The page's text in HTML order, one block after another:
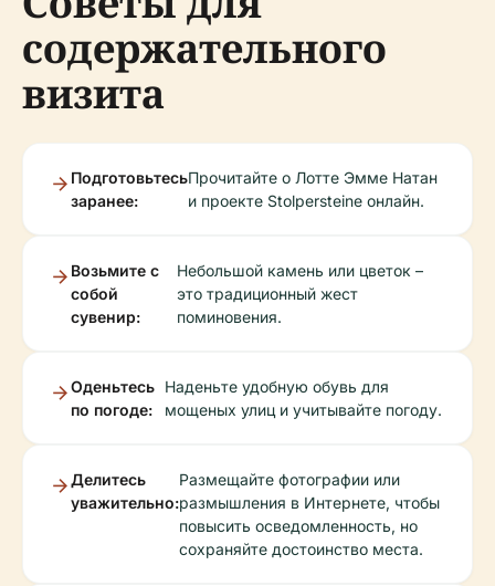
содержательного
визита
Подготовьтесь
заранее:
Прочитайте о Лотте Эмме Натан
и проекте Stolpersteine онлайн.
Возьмите с
собой
сувенир:
Небольшой камень или цветок –
это традиционный жест
поминовения.
Оденьтесь
по погоде:
Наденьте удобную обувь для
мощеных улиц и учитывайте погоду.
Делитесь
уважительно:
Размещайте фотографии или
размышления в Интернете, чтобы
повысить осведомленность, но
сохраняйте достоинство места.